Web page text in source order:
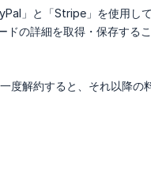
」と「Stripe」を使用し
の詳細を取得・保存する
度解約すると、それ以降の